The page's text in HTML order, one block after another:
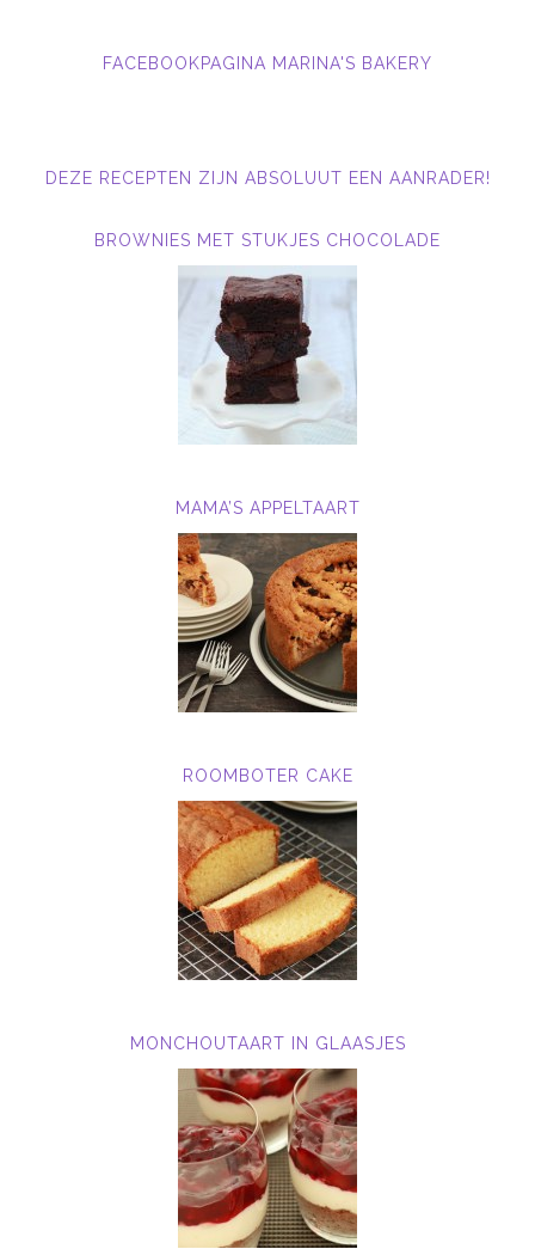
FACEBOOKPAGINA MARINA'S BAKERY
DEZE RECEPTEN ZIJN ABSOLUUT EEN AANRADER!
BROWNIES MET STUKJES CHOCOLADE
MAMA’S APPELTAART
ROOMBOTER CAKE
MONCHOUTAART IN GLAASJES